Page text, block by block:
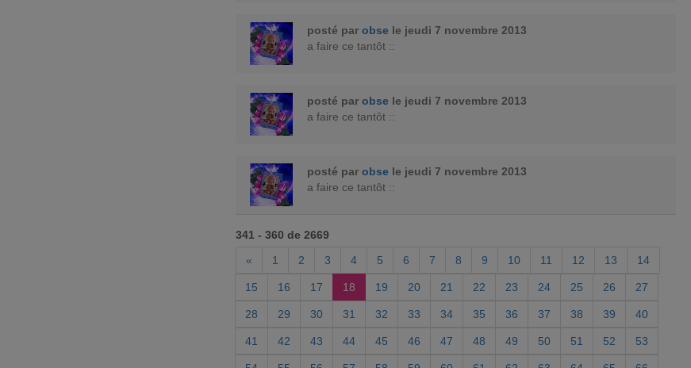
posté par obse le jeudi 7 novembre 2013
a faire ce tantôt ::
posté par obse le jeudi 7 novembre 2013
a faire ce tantôt ::
posté par obse le jeudi 7 novembre 2013
a faire ce tantôt ::
341 - 360 de 2669
«
1 2 3 4 5 6 7 8 9 10 11 12 13 14
15 16 17 18 19 20 21 22 23 24 25 26 27
28 29 30 31 32 33 34 35 36 37 38 39 40
41 42 43 44 45 46 47 48 49 50 51 52 53